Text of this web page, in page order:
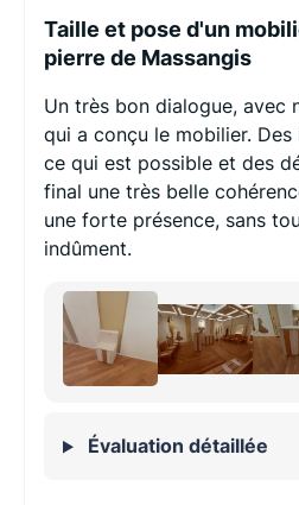
Taille et pose d'un
pierre de Massangis
Un très bon dialogue, avec
qui a conçu le mobilier.
ce qui est possible et des
final une très belle
une forte présence, sans
indûment.
Évaluation détaillée